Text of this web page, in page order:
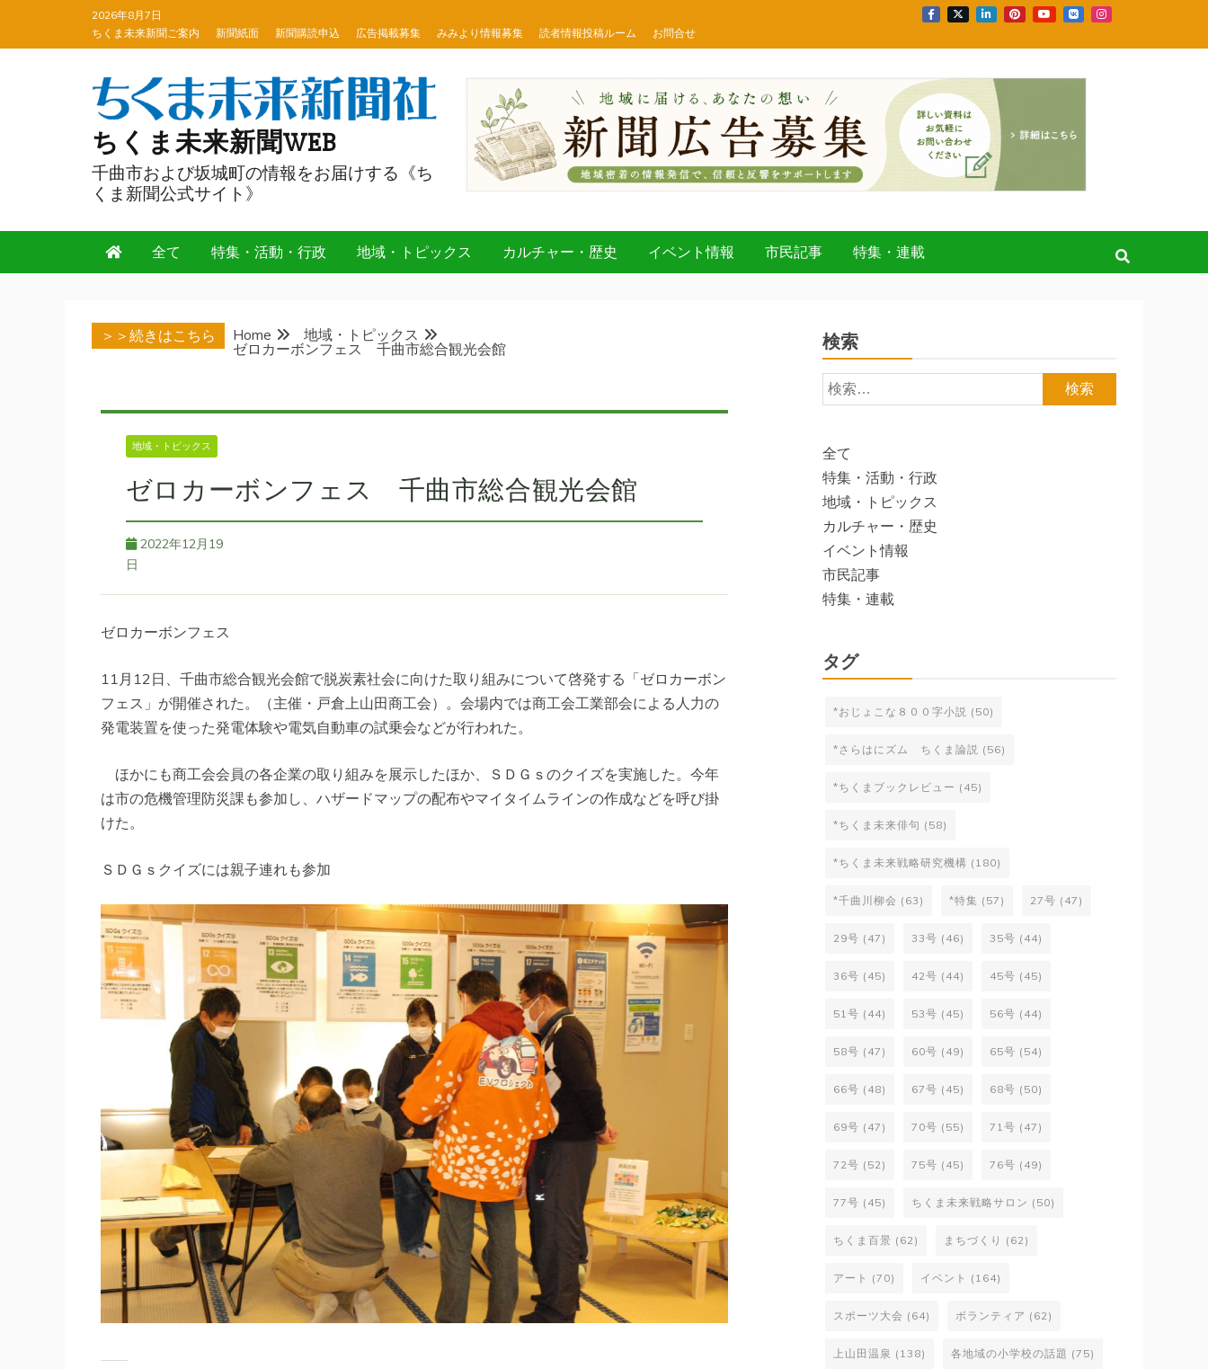
2026年8月7日
ちくま未来新聞ご案内
新聞紙面 新聞購読申込 広告掲載募集 みみより情報募集 読者情報投稿ルーム お問合せ
ちくま未来新聞WEB
千曲市および坂城町の情報をお届けする《ち
くま新聞公式サイト》
全て 特集・活動・行政 地域・トピックス カルチャー・歴史 イベント情報 市民記事 特集・連載
＞＞続きはこちら Home
地域・トピックス
ゼロカーボンフェス 千曲市総合観光会館
地域・トピックス
ゼロカーボンフェス 千曲市総合観光会館
2022年12月19
日
ゼロカーボンフェス
11月12日、千曲市総合観光会館で脱炭素社会に向けた取り組みについて啓発する「ゼロカーボン
フェス」が開催された。（主催・戸倉上山田商工会）。会場内では商工会工業部会による人力の
発電装置を使った発電体験や電気自動車の試乗会などが行われた。
ほかにも商工会会員の各企業の取り組みを展示したほか、ＳＤＧｓのクイズを実施した。今年
は市の危機管理防災課も参加し、ハザードマップの配布やマイタイムラインの作成などを呼び掛
けた。
ＳＤＧｓクイズには親子連れも参加
検索
検
索:
全て
特集・活動・行政
地域・トピックス
カルチャー・歴史
イベント情報
市民記事
特集・連載
タグ
*おじょこな８００字小説 (50)
*さらはにズム ちくま論説 (56)
*ちくまブックレビュー (45)
*ちくま未来俳句 (58)
*ちくま未来戦略研究機構 (180)
*千曲川柳会 (63) *特集 (57) 27号 (47)
29号 (47) 33号 (46) 35号 (44)
36号 (45) 42号 (44) 45号 (45)
51号 (44) 53号 (45) 56号 (44)
58号 (47) 60号 (49) 65号 (54)
66号 (48) 67号 (45) 68号 (50)
69号 (47) 70号 (55) 71号 (47)
72号 (52) 75号 (45) 76号 (49)
77号 (45) ちくま未来戦略サロン (50)
ちくま百景 (62) まちづくり (62)
アート (70) イベント (164)
スポーツ大会 (64) ボランティア (62)
上山田温泉 (138) 各地域の小学校の話題 (75)